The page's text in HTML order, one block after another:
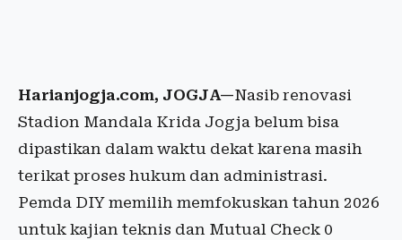
Harianjogja.com, JOGJA—Nasib renovasi
Stadion Mandala Krida Jogja belum bisa
dipastikan dalam waktu dekat karena masih
terikat proses hukum dan administrasi.
Pemda DIY memilih memfokuskan tahun 2026
untuk kajian teknis dan Mutual Check 0